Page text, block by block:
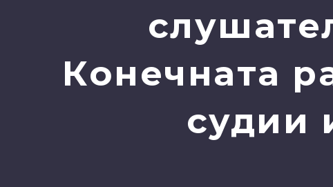
Конечната
судии